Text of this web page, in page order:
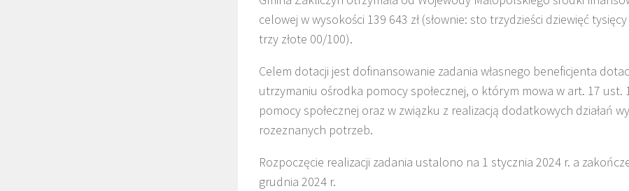
celowej w wysokości 139 643 zł (słownie: sto trzydzieści dziewięć
trzy złote 00/100).
Celem dotacji jest dofinansowanie zadania własnego beneficjenta
utrzymaniu ośrodka pomocy społecznej, o którym mowa w art. 17 ust.
pomocy społecznej oraz w związku z realizacją dodatkowych działań
rozeznanych potrzeb.
Rozpoczęcie realizacji zadania ustalono na 1 stycznia 2024 r. a
grudnia 2024 r.